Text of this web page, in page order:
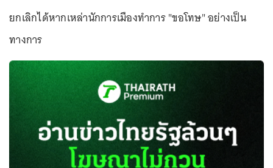
ยกเลิกได้หากเหล่านักการเมืองทำการ "ขอโทษ" อย่างเป็น
ทางการ